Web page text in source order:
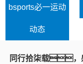
bsports必一运动
动态
同行拾柒载，